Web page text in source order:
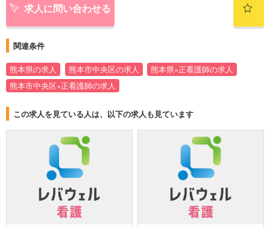
求人に問い合わせる
関連条件
熊本県の求人 熊本市中央区の求人
熊本県×正看護師の求人
熊本市中央区×正看護師の求人
この求人を見ている人は、以下の求人も見ています